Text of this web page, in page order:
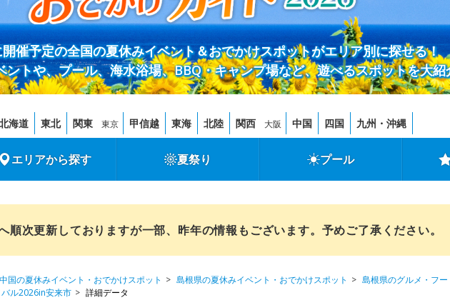
催予定の全国の夏休みイベント＆おでかけスポットがエリア別に探せる！
ントや、プール、海水浴場、BBQ・キャンプ場など、遊べるスポットを大紹
海道 東北 関東 東京 甲信越 東海 北陸 関西 大阪 中国 四国 九州・沖縄
エリアから探す 夏祭り プール
順次更新しておりますが一部、昨年の情報もございます。予めご了承ください。
中国の夏休みイベント・おでかけスポット 島根県の夏休みイベント・おでかけスポット
島根県のグルメ・フー
ル2026in安来市
詳細データ